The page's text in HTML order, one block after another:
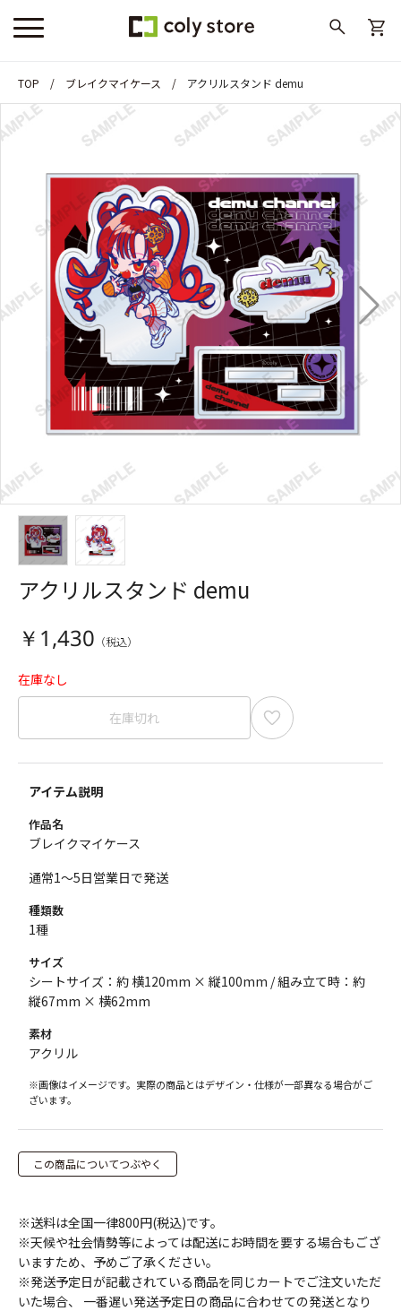
TOP ブレイクマイケース アクリルスタンド demu
アクリルスタンド demu
￥1,430
在庫なし
在庫切れ
アイテム説明
作品名
ブレイクマイケース
通常1～5日営業日で発送
種類数
1種
サイズ
シートサイズ：約 横120mm × 縦100mm / 組み立て時：約
縦67mm × 横62mm
素材
アクリル
※画像はイメージです。実際の商品とはデザイン・仕様が一部異なる場合がご
ざいます。
この商品についてつぶやく
※送料は全国一律800円(税込)です。
※天候や社会情勢等によっては配送にお時間を要する場合もござ
いますため、予めご了承ください。
※発送予定日が記載されている商品を同じカートでご注文いただ
いた場合、 一番遅い発送予定日の商品に合わせての発送となり